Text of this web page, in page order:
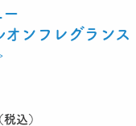
ー
オンフレグランス
込）